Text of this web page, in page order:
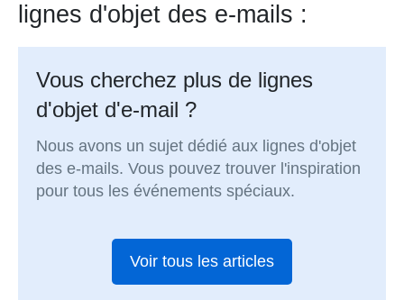
lignes d'objet des e-mails :
Vous cherchez plus de lignes
d'objet d'e-mail ?
Nous avons un sujet dédié aux lignes d'objet
des e-mails. Vous pouvez trouver l'inspiration
pour tous les événements spéciaux.
Voir tous les articles